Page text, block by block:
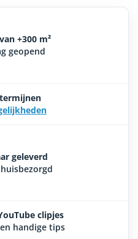
+300 m²
geopend
geleverd
clipjes
handige tips